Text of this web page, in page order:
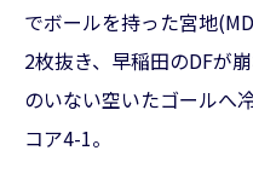
でボールを持った宮地
2枚抜き、早稲田のDFが
のいない空いたゴールへ
コア4-1。